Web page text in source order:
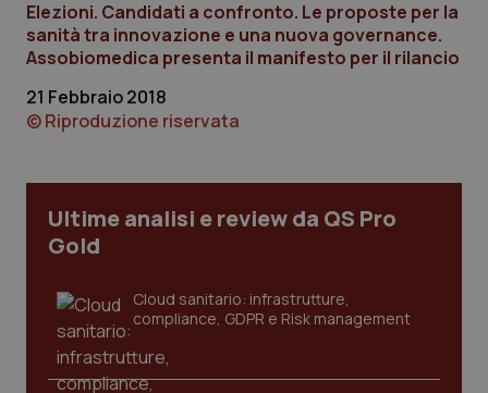
Calabria
Campania
Emilia-Romagna
Friuli Venezia Giulia
Lazio
Liguria
Lombardia
Asma & BPCO
Car-T
Colesterolo & coronaropatie
Dermatite Atopica
Diabete & glucometri
Disturbi dell’umore
Dolore
Elezioni. Candidati a confronto. Le proposte per la
sanità tra innovazione e una nuova governance.
Assobiomedica presenta il manifesto per il rilancio
21 Febbraio 2018
© Riproduzione riservata
Ultime analisi e review da QS Pro
Gold
Cloud sanitario: infrastrutture,
compliance, GDPR e Risk management